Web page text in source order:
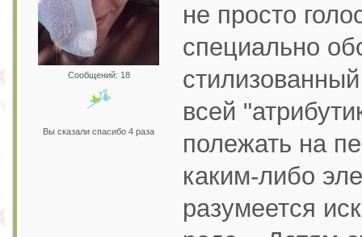
Сообщений: 18
Вы сказали спасибо 4 раза
не просто
специально
всей
полежать на
каким-либо
разумеется